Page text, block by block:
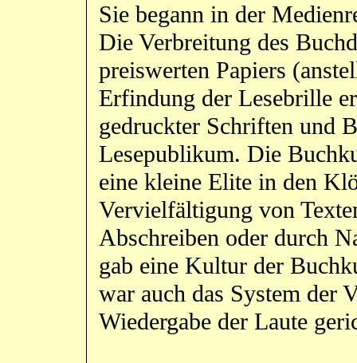
Sie begann in der
Die Verbreitung des
preiswerten Papiers
Erfindung der Lesebrille
gedruckter Schriften und
Lesepublikum. Die
eine kleine Elite in den
Vervielfältigung von
Abschreiben oder durch
gab eine Kultur der
war auch das System der
Wiedergabe der Laute